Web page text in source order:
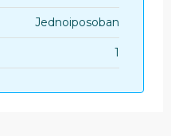
Jednoiposoban
1